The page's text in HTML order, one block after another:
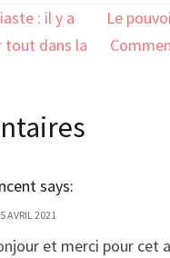
: il y a
tout dans la
Le
says:
5 AVRIL 2021
et merci pour cet